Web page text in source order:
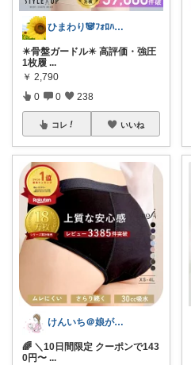
ひまわり🐼ﾌｫﾛﾊﾞ100❤️感謝
✴️骨盤ガードル✴️ 高評価・強圧
1枚履 ...
￥ 2,790
0 0 238
コレ いいね
けんいち＠娘が喜んだマタニティ用品
🌈 ＼10日間限定 クーポンで143
0円〜 ...